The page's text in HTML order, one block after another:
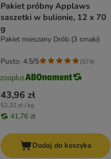
Pakiet próbny Applaws
saszetki w bulionie, 12 x 70
g
Pakiet mieszany Drób (3 smaki)
43,96 zł
52,32 zł / kg
41,76 zł
Pusto: 4.5/5 (574)
Dodaj do koszyka